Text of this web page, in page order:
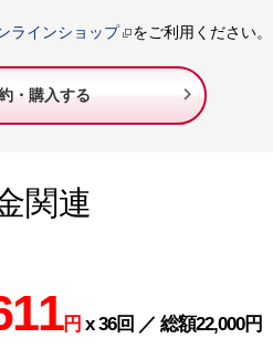
ラインショップ をご利用ください。
・購入する 
関連
円 x 36回 ／ 総額22,000円